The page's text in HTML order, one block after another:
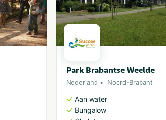
Park Brabantse Weelde
Nederland Noord-Brabant
Aan water
Bungalow